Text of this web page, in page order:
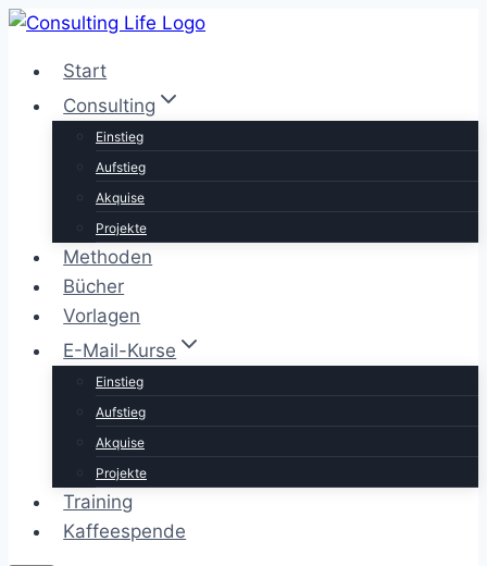
Zum
springenStart
Consulting
Einstieg
Aufstieg
Akquise
Projekte
Methoden
Bücher
Vorlagen
E-Mail-Kurse
Einstieg
Aufstieg
Akquise
Projekte
Training
Kaffeespende